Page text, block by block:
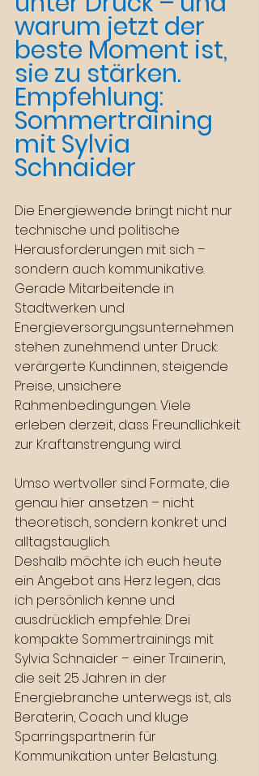
warum jetzt der
beste Moment ist,
sie zu stärken.
Empfehlung:
Sommertraining
mit Sylvia
Schnaider
Die Energiewende bringt nicht nur
technische und politische
Herausforderungen mit sich –
sondern auch kommunikative.
Gerade Mitarbeitende in
Stadtwerken und
Energieversorgungsunternehmen
stehen zunehmend unter Druck:
verärgerte Kund:innen, steigende
Preise, unsichere
Rahmenbedingungen. Viele
erleben derzeit, dass Freundlichkeit
zur Kraftanstrengung wird.
Umso wertvoller sind Formate, die
genau hier ansetzen – nicht
theoretisch, sondern konkret und
alltagstauglich.
Deshalb möchte ich euch heute
ein Angebot ans Herz legen, das
ich persönlich kenne und
ausdrücklich empfehle: Drei
kompakte Sommertrainings mit
Sylvia Schnaider – einer Trainerin,
die seit 25 Jahren in der
Energiebranche unterwegs ist, als
Beraterin, Coach und kluge
Sparringspartnerin für
Kommunikation unter Belastung.